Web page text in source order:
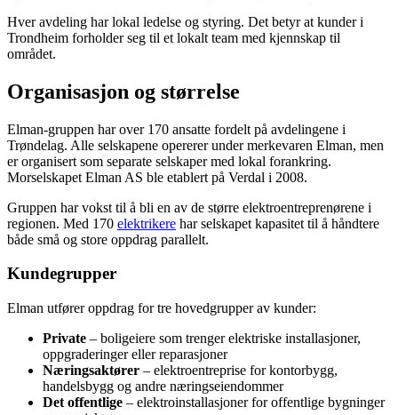
Hver avdeling har lokal ledelse og styring. Det betyr at kunder i
Trondheim forholder seg til et lokalt team med kjennskap til
området.
Organisasjon og størrelse
Elman-gruppen har over 170 ansatte fordelt på avdelingene i
Trøndelag. Alle selskapene opererer under merkevaren Elman, men
er organisert som separate selskaper med lokal forankring.
Morselskapet Elman AS ble etablert på Verdal i 2008.
Gruppen har vokst til å bli en av de større elektroentreprenørene i
regionen. Med 170 elektrikere har selskapet kapasitet til å håndtere
både små og store oppdrag parallelt.
Kundegrupper
Elman utfører oppdrag for tre hovedgrupper av kunder:
Private – boligeiere som trenger elektriske installasjoner,
oppgraderinger eller reparasjoner
Næringsaktører – elektroentreprise for kontorbygg,
handelsbygg og andre næringseiendommer
Det offentlige – elektroinstallasjoner for offentlige bygninger